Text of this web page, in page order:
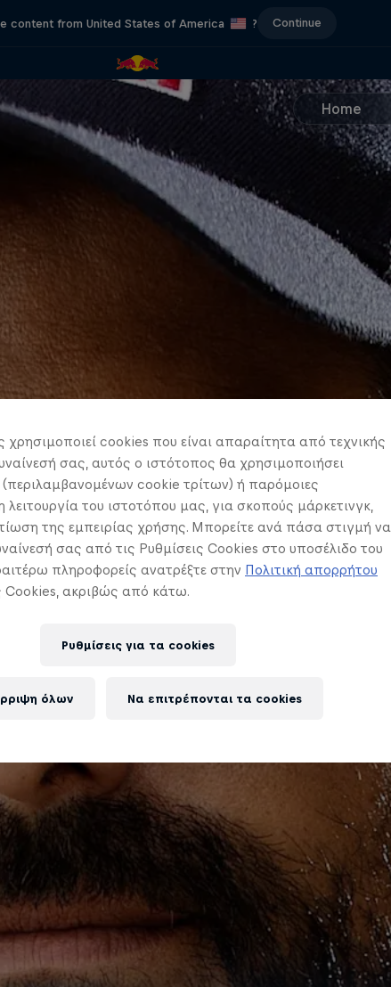
content from United States of America ? Continue
Home
χρησιμοποιεί cookies που είναι απαραίτητα από τεχνικής
σας, αυτός ο ιστότοπος θα χρησιμοποιήσει
cookie τρίτων) ή παρόμοιες
λειτουργία του ιστοτόπου μας, για σκοπούς μάρκετινγκ,
της εμπειρίας χρήσης. Μπορείτε ανά πάσα στιγμή να
σας από τις Ρυθμίσεις Cookies στο υποσέλιδο του
πληροφορείς ανατρέξτε στην Πολιτική απορρήτου
Cookies, ακριβώς από κάτω.
Ρυθμίσεις για τα cookies
όλων Να επιτρέπονται τα cookies